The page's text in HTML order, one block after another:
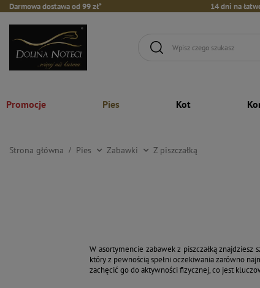
Darmowa dostawa od 99 zł* 14 dni na
Promocje Pies Kot
Strona główna Pies Zabawki Z piszczałką
W asortymencie zabawek z piszczałką
który z pewnością spełni oczekiwania zarówno
zachęcić go do aktywności fizycznej, co jest